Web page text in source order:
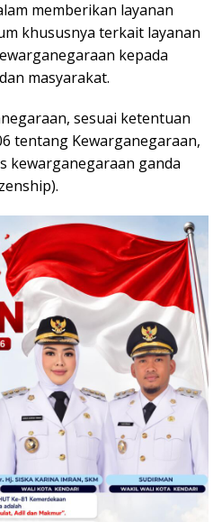
memberikan layanan
khususnya terkait layanan
kepada
masyarakat.
sesuai ketentuan
tentang Kewarganegaraan,
kewarganegaraan ganda